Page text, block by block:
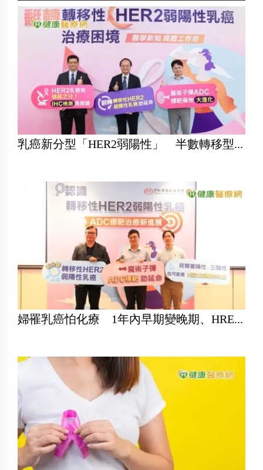
乳癌新分型「HER2弱陽性」 半數轉移型...
婦罹乳癌怕化療 1年內早期變晚期、HRE...